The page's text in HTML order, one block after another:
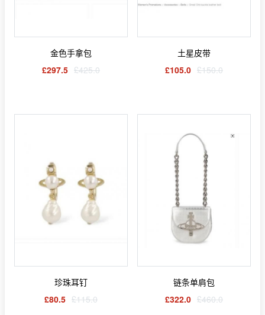
金色手拿包
£297.5 £425.0
土星皮带
£105.0 £150.0
珍珠耳钉
£80.5 £115.0
链条单肩包
£322.0 £460.0